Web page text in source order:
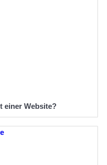
einer Website?